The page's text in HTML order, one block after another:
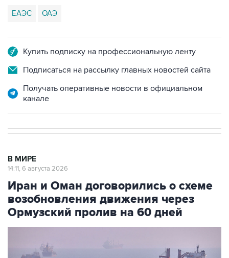
ЕАЭС ОАЭ
Купить подписку на профессиональную ленту
Подписаться на рассылку главных новостей сайта
Получать оперативные новости в официальном
канале
В МИРЕ
14:11, 6 августа 2026
Иран и Оман договорились о схеме
возобновления движения через
Ормузский пролив на 60 дней